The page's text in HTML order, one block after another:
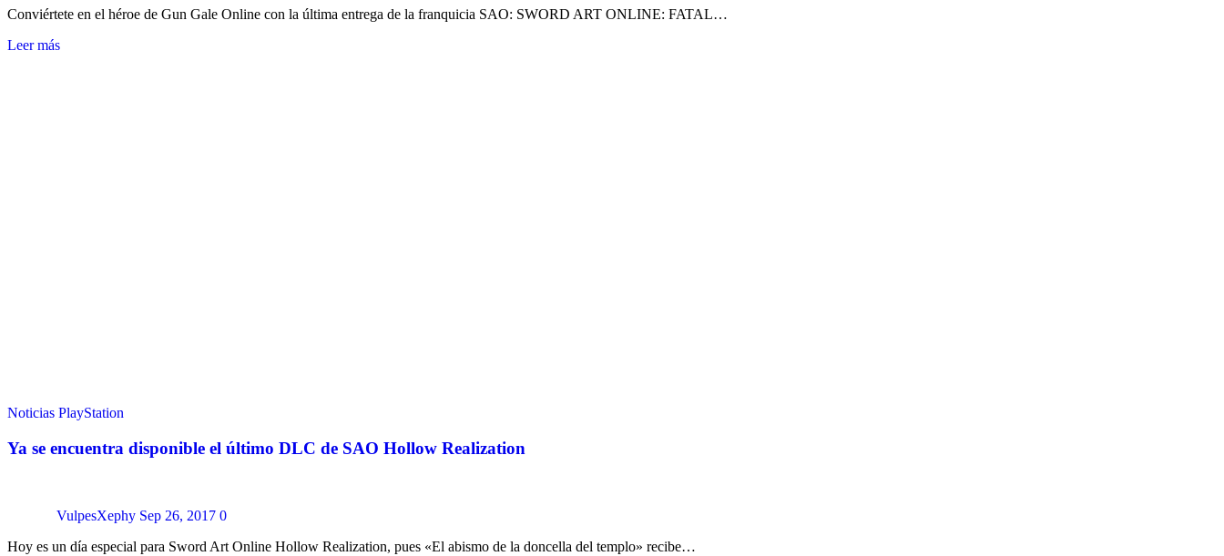
Conviértete en el héroe de Gun Gale Online con la última entrega de la franquicia SAO: SWORD ART ONLINE: FATAL…
Leer más
Noticias PlayStation
Ya se encuentra disponible el último DLC de SAO Hollow Realization
VulpesXephy Sep 26, 2017 0
Hoy es un día especial para Sword Art Online Hollow Realization, pues «El abismo de la doncella del templo» recibe…